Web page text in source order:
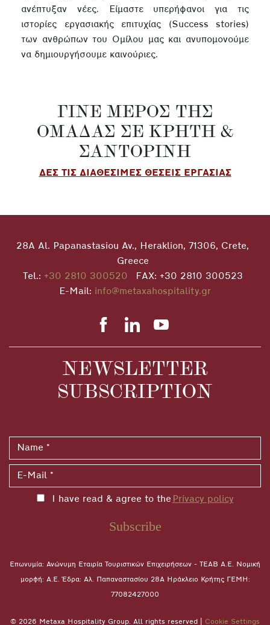
ανέπτυξαν νέες. Είμαστε υπερήφανοι για τις
ιστορίες εργασιακής επιτυχίας (Success stories)
των ανθρώπων του Ομίλου μας και ανυπομονούμε
να δημιουργήσουμε καινούριες.
ΓΙΝΕ ΜΕΡΟΣ ΤΗΣ
ΟΜΑΔΑΣ ΣΕ ΚΡΗΤΗ &
ΣΑΝΤΟΡΙΝΗ
ΔΕΣ ΤΙΣ ΔΙΑΘΕΣΙΜΕΣ ΘΕΣΕΙΣ ΕΡΓΑΣΙΑΣ
28A Al. Papanastasiou Av., Heraklion, 71306, Crete,
Greece
Tel.: +30 2810 300520
FAX: +30 2810 300523
E-Mail: info@metaxahospitality.gr
NEWSLETTER
SUBSCRIPTION
I have read & agree to the Privacy policy
Subscribe
Επωνυμία: Ανώνυμη Εταιρία Τουριστικών Επιχειρήσεων - ΤΕΑΒ Α.Ε. Νομική
μορφή: A.E. Έδρα: Αλ. Παπαναστασίου 28A Ηράκλειο Κρήτης ΓΕΜΗ:
77082427000
© 2026 Metaxa Hospitality Group. All rights reserved | Cookie Settings